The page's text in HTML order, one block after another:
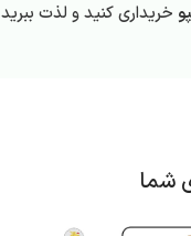
خریداری کنید و لذت
شما